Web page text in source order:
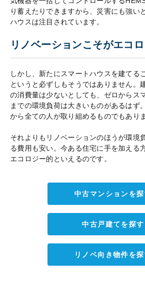
り蓄えたりできますから、災害にも強い
ハウスは注目されています。
リノベーションこそがエコ
しかし、新たにスマートハウスを建てる
というと必ずしもそうではありません。
の消費量は少ないとしても、ゼロからス
までの環境負荷は大きいものがあるはず
から全ての人が取り組めるものでもあり
それよりもリノベーションのほうが環境
る費用も安い。今ある住宅に手を加える
エコロジー的といえるのです。
中古マンションを
中古戸建てを探す
リノベ向き物件を